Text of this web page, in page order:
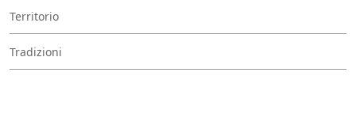
Territorio
Tradizioni